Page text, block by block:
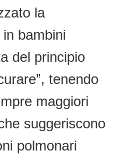
la
bambini
del principio
tenendo
maggiori
suggeriscono
polmonari